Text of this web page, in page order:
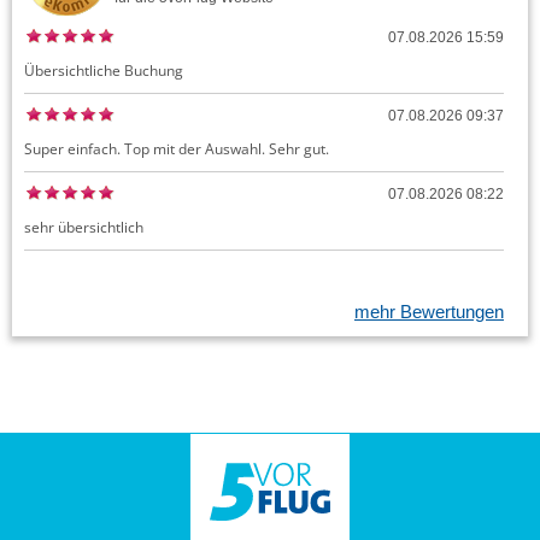
07.08.2026 15:59
Übersichtliche Buchung
07.08.2026 09:37
Super einfach. Top mit der Auswahl. Sehr gut.
07.08.2026 08:22
sehr übersichtlich
mehr Bewertungen